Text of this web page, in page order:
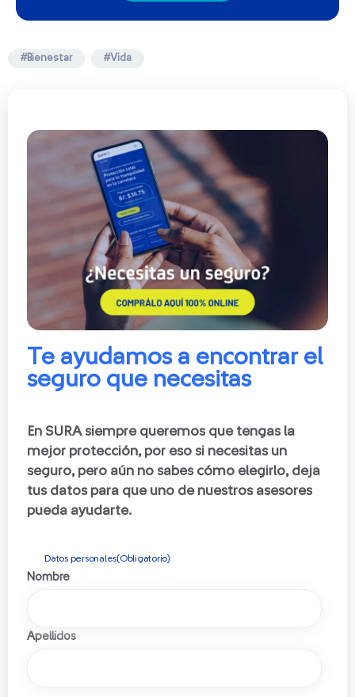
#Bienestar #Vida
Te ayudamos a encontrar el
seguro que necesitas
En SURA siempre queremos que tengas la
mejor protección, por eso si necesitas un
seguro, pero aún no sabes cómo elegirlo, deja
tus datos para que uno de nuestros asesores
pueda ayudarte.
Datos personales(Obligatorio)
Nombre
Apellidos